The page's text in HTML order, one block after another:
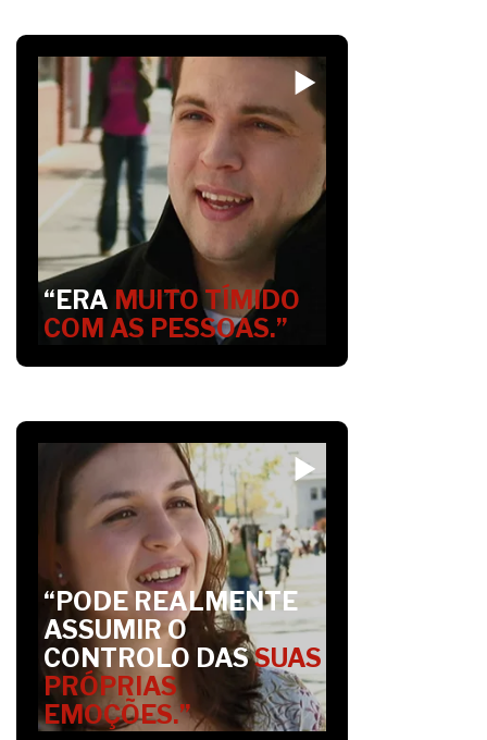
“ERA MUITO TÍMIDO
COM AS PESSOAS.”
“PODE REALMENTE
ASSUMIR O
CONTROLO DASSUAS
PRÓPRIAS
EMOÇÕES.”